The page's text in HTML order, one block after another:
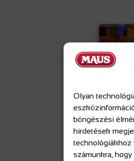
Olyan
böngészési
hirdetések
technológiákhoz
számunkra,